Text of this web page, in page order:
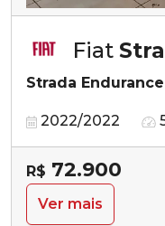
Fiat
Strada
2022/2022
R$ 72.900
Ver mais